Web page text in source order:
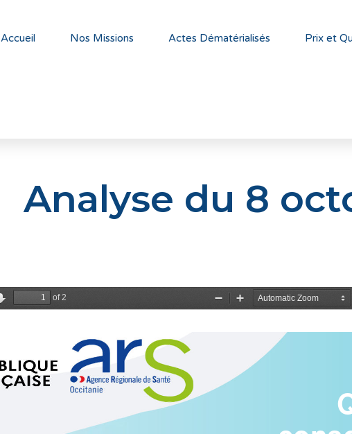
Accueil Nos Missions Actes Dématérialisés Prix et
Analyse du 8